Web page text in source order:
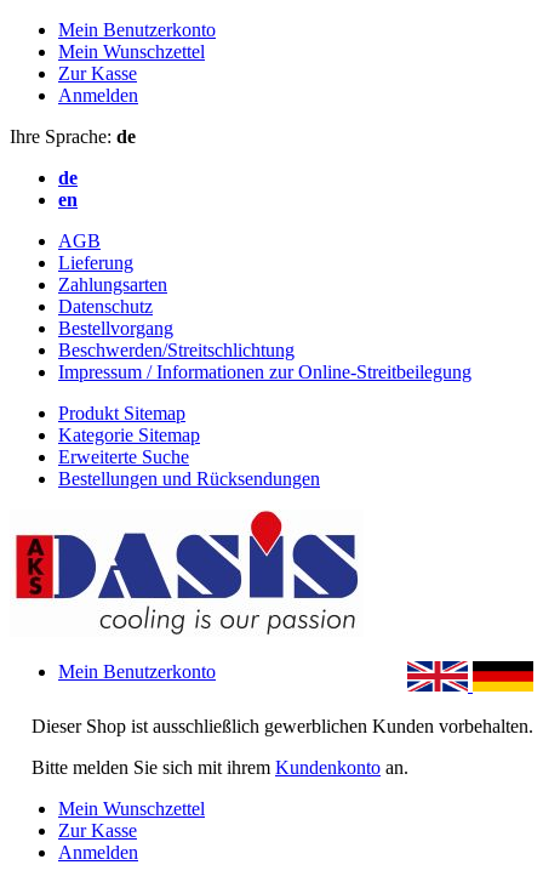
Mein Benutzerkonto
Mein Wunschzettel
Zur Kasse
Anmelden
Ihre Sprache: de
de
en
AGB
Lieferung
Zahlungsarten
Datenschutz
Bestellvorgang
Beschwerden/Streitschlichtung
Impressum / Informationen zur Online-Streitbeilegung
Produkt Sitemap
Kategorie Sitemap
Erweiterte Suche
Bestellungen und Rücksendungen
Dieser Shop ist ausschließlich gewerblichen Kunden vorbehalten.
Bitte melden Sie sich mit ihrem Kundenkonto an.
Mein Benutzerkonto
Mein Wunschzettel
Zur Kasse
Anmelden